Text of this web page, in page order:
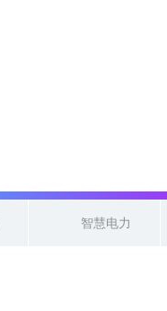
智慧电力